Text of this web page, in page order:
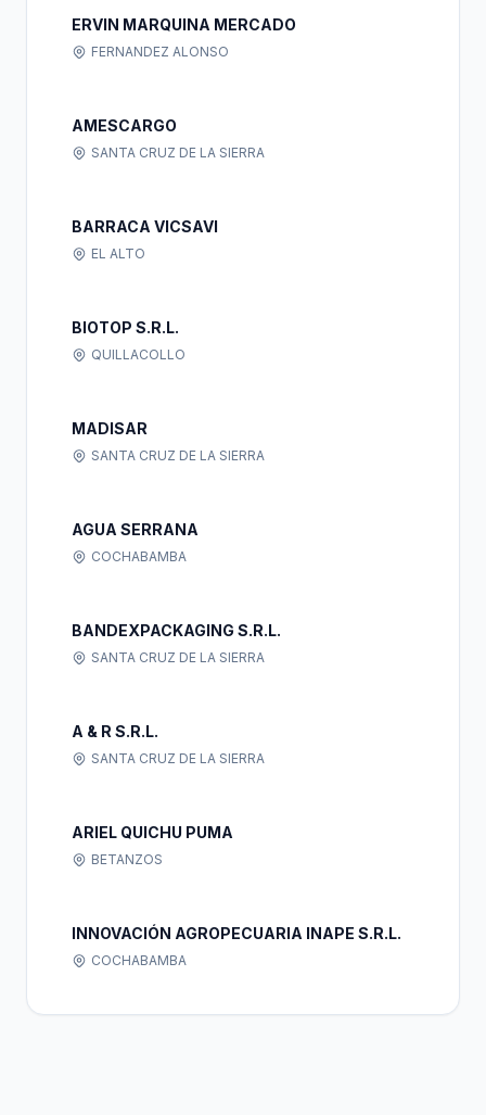
ERVIN MARQUINA MERCADO
FERNANDEZ ALONSO
AMESCARGO
SANTA CRUZ DE LA SIERRA
BARRACA VICSAVI
EL ALTO
BIOTOP S.R.L.
QUILLACOLLO
MADISAR
SANTA CRUZ DE LA SIERRA
AGUA SERRANA
COCHABAMBA
BANDEXPACKAGING S.R.L.
SANTA CRUZ DE LA SIERRA
A & R S.R.L.
SANTA CRUZ DE LA SIERRA
ARIEL QUICHU PUMA
BETANZOS
INNOVACIÓN AGROPECUARIA INAPE S.R.L.
COCHABAMBA